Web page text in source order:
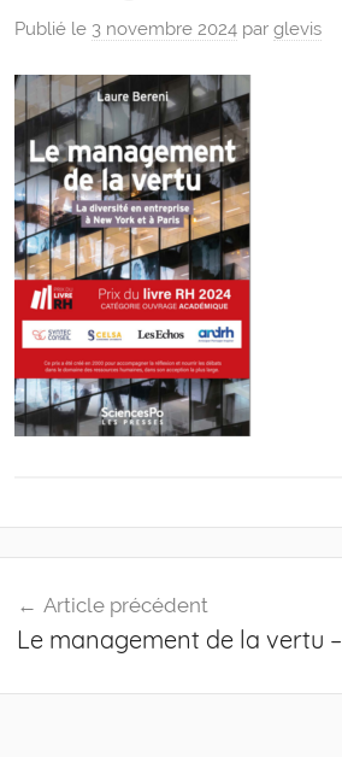
Publié le 3 novembre 2024 parglevis
de
Article précédent
Le management de la vertu